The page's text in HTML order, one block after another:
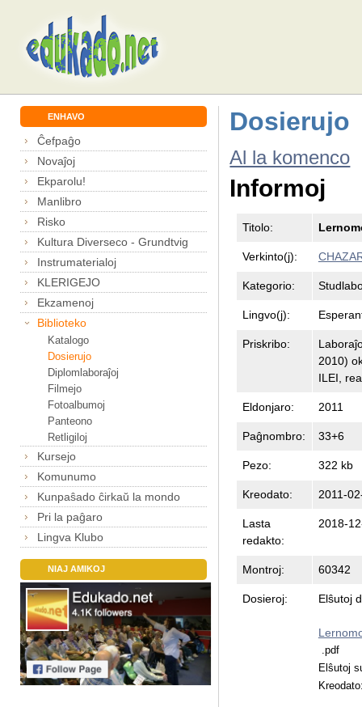
ENHAVO
Ĉefpaĝo
Novaĵoj
Ekparolu!
Manlibro
Risko
Kultura Diverseco - Grundtvig
Instrumaterialoj
KLERIGEJO
Ekzamenoj
Biblioteko
Katalogo
Dosierujo
Diplomlaboraĵoj
Filmejo
Fotoalbumoj
Panteono
Retligiloj
Kursejo
Komunumo
Kunpaŝado ĉirkaŭ la mondo
Pri la paĝaro
Lingva Klubo
NIAJ AMIKOJ
Dosierujo
Al la komenco
Informoj
Titolo:
Verkinto(j):
Kategorio:
Lingvo(j):
Priskribo:
2010)
ILEI,
Eldonjaro: 2011
Paĝnombro: 33+6
Pezo: 322 kb
Kreodato: 2011-
Lasta
redakto:
2018-
Montroj: 60342
Dosieroj: Elŝutoj
.pdf
Elŝutoj